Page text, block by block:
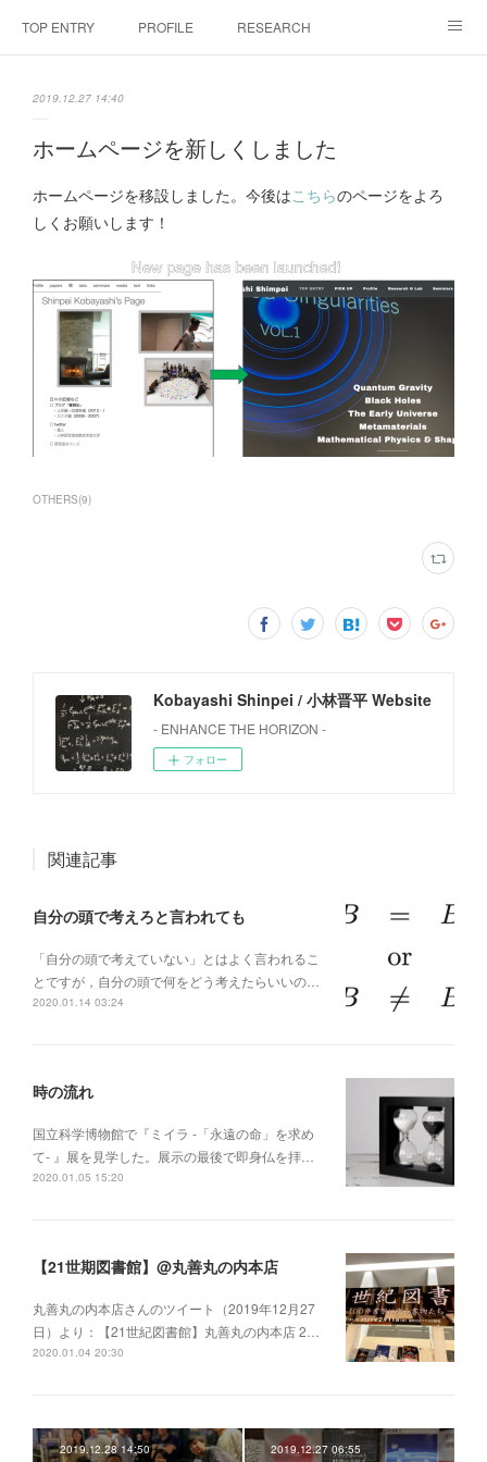
TOP ENTRY PROFILE RESEARCH
PHYSIS ENTERTAINMENT
2019.12.27 14:40
ホームページを新しくしました
ホームページを移設しました。今後はこちらのページをよろ
しくお願いします！
OTHERS(9)
Kobayashi Shinpei / 小林晋平 Website
- ENHANCE THE HORIZON -
フォロー
関連記事
自分の頭で考えろと言われても
「自分の頭で考えていない」とはよく言われるこ
とですが，自分の頭で何をどう考えたらいいの…
2020.01.14 03:24
時の流れ
国立科学博物館で『ミイラ -「永遠の命」を求め
て- 』展を見学した。展示の最後で即身仏を拝…
2020.01.05 15:20
【21世期図書館】@丸善丸の内本店
丸善丸の内本店さんのツイート（2019年12月27
日）より：【21世紀図書館】丸善丸の内本店 2…
2020.01.04 20:30
2019.12.28 14:50 2019.12.27 06:55